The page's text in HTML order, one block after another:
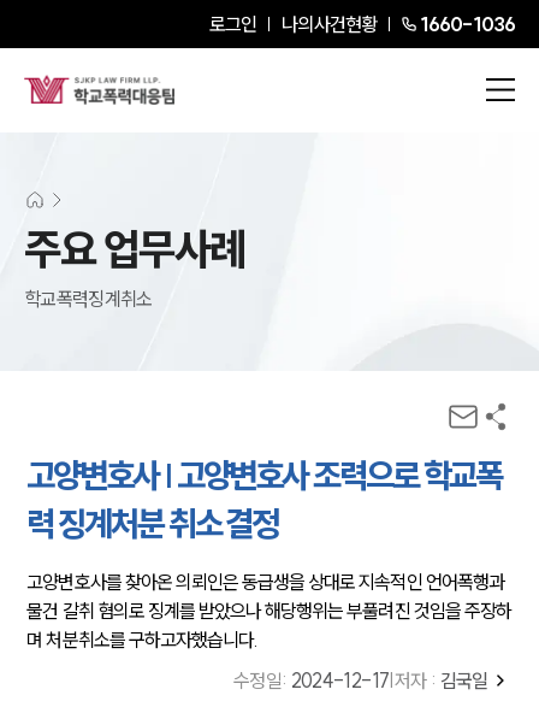
로그인 나의사건현황 1660-1036
주요 업무사례
학교폭력징계취소
고양변호사 | 고양변호사 조력으로 학교폭
력 징계처분 취소 결정
고양변호사를 찾아온 의뢰인은 동급생을 상대로 지속적인 언어폭행과
물건 갈취 혐의로 징계를 받았으나 해당행위는 부풀려진 것임을 주장하
며 처분취소를 구하고자했습니다.
수정일: 2024-12-17 저자 : 김국일